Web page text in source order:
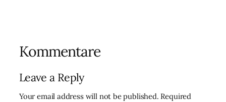
Kommentare
Leave a Reply
Your email address will not be published. Required